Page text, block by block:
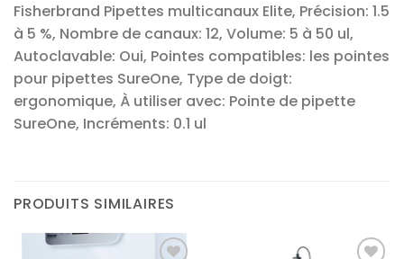
Fisherbrand Pipettes multicanaux Elite, Précision: 1.5
à 5 %, Nombre de canaux: 12, Volume: 5 à 50 ul,
Autoclavable: Oui, Pointes compatibles: les pointes
pour pipettes SureOne, Type de doigt:
ergonomique, À utiliser avec: Pointe de pipette
SureOne, Incréments: 0.1 ul
PRODUITS SIMILAIRES